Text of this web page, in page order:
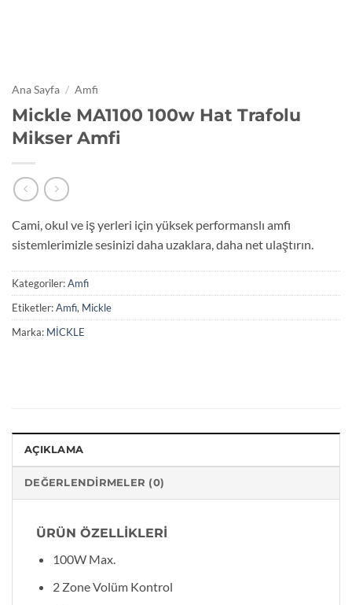
Ana Sayfa / Amfi
Mickle MA1100 100w Hat Trafolu
Mikser Amfi
Cami, okul ve iş yerleri için yüksek performanslı amfi
sistemlerimizle sesinizi daha uzaklara, daha net ulaştırın.
Kategoriler:Amfi
Etiketler:Amfi, Mickle
Marka: MİCKLE
AÇIKLAMA
DEĞERLENDIRMELER (0)
ÜRÜN ÖZELLİKLERİ
100W Max.
2 Zone Volüm Kontrol